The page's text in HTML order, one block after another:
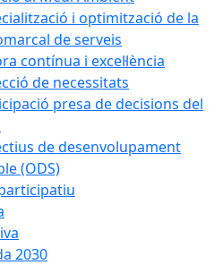
i optimització de la
de serveis
contínua i excel·lència
de necessitats
presa de decisions del
de desenvolupament
(ODS)
2030